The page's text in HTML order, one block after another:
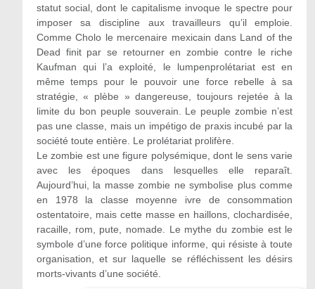
statut social, dont le capitalisme invoque le spectre pour
imposer sa discipline aux travailleurs qu’il emploie.
Comme Cholo le mercenaire mexicain dans Land of the
Dead finit par se retourner en zombie contre le riche
Kaufman qui l’a exploité, le lumpenprolétariat est en
même temps pour le pouvoir une force rebelle à sa
stratégie, « plèbe » dangereuse, toujours rejetée à la
limite du bon peuple souverain. Le peuple zombie n’est
pas une classe, mais un impétigo de praxis incubé par la
société toute entière. Le prolétariat prolifère.
Le zombie est une figure polysémique, dont le sens varie
avec les époques dans lesquelles elle reparaît.
Aujourd’hui, la masse zombie ne symbolise plus comme
en 1978 la classe moyenne ivre de consommation
ostentatoire, mais cette masse en haillons, clochardisée,
racaille, rom, pute, nomade. Le mythe du zombie est le
symbole d’une force politique informe, qui résiste à toute
organisation, et sur laquelle se réfléchissent les désirs
morts-vivants d’une société.